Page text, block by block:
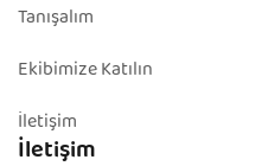
Tanışalım
Ekibimize Katılın
İletişim
İletişim